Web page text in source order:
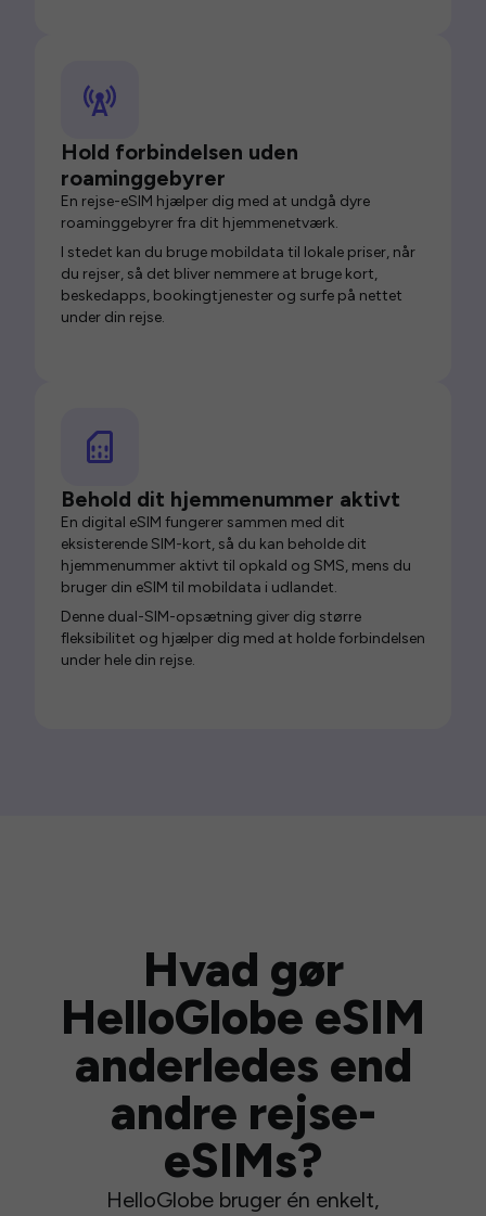
Hold forbindelsen uden
roaminggebyrer
En rejse-eSIM hjælper dig med at undgå dyre
roaminggebyrer fra dit hjemmenetværk.
I stedet kan du bruge mobildata til lokale priser, når
du rejser, så det bliver nemmere at bruge kort,
beskedapps, bookingtjenester og surfe på nettet
under din rejse.
Behold dit hjemmenummer aktivt
En digital eSIM fungerer sammen med dit
eksisterende SIM-kort, så du kan beholde dit
hjemmenummer aktivt til opkald og SMS, mens du
bruger din eSIM til mobildata i udlandet.
Denne dual-SIM-opsætning giver dig større
fleksibilitet og hjælper dig med at holde forbindelsen
under hele din rejse.
Hvad gør
HelloGlobe eSIM
anderledes end
andre rejse-
eSIMs?
HelloGlobe bruger én enkelt,